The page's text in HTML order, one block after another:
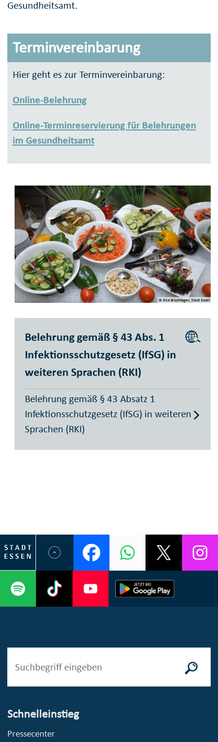
Gesundheitsamt.
Terminvereinbarung
Hier geht es zur Terminvereinbarung:
Online-Belehrung
Online-Terminreservierung für Belehrungen
im Gesundheitsamt
© Elke Brochhagen, Stadt Essen
Belehrung gemäß § 43 Abs. 1
Infektionsschutzgesetz (IfSG) in
weiteren Sprachen (RKI)
Belehrung gemäß § 43 Absatz 1
Infektionsschutzgesetz (IfSG) in weiteren
Sprachen (RKI)
Schnelleinstieg
Pressecenter